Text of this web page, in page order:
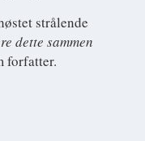
strålende
dette sammen
forfatter.